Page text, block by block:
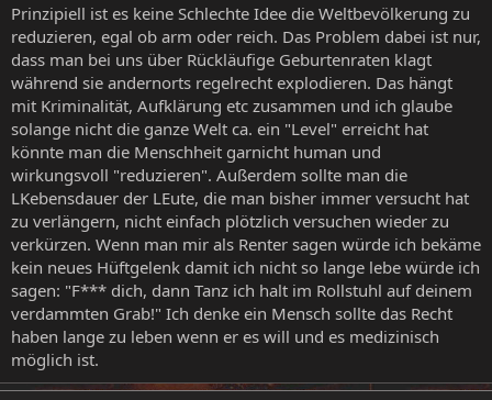
Prinzipiell ist es keine Schlechte Idee die Weltbevölkerung zu
reduzieren, egal ob arm oder reich. Das Problem dabei ist nur,
dass man bei uns über Rückläufige Geburtenraten klagt
während sie andernorts regelrecht explodieren. Das hängt
mit Kriminalität, Aufklärung etc zusammen und ich glaube
solange nicht die ganze Welt ca. ein "Level" erreicht hat
könnte man die Menschheit garnicht human und
wirkungsvoll "reduzieren". Außerdem sollte man die
LKebensdauer der LEute, die man bisher immer versucht hat
zu verlängern, nicht einfach plötzlich versuchen wieder zu
verkürzen. Wenn man mir als Renter sagen würde ich bekäme
kein neues Hüftgelenk damit ich nicht so lange lebe würde ich
sagen: "F*** dich, dann Tanz ich halt im Rollstuhl auf deinem
verdammten Grab!" Ich denke ein Mensch sollte das Recht
haben lange zu leben wenn er es will und es medizinisch
möglich ist.